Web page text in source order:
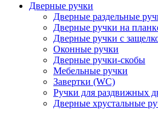
Дверные ручки
Дверные раздельные
Дверные ручки на
Дверные ручки с
Оконные ручки
Дверные ручки-скобы
Мебельные ручки
Завертки (WC)
Ручки для раздвижных
Дверные хрустальные